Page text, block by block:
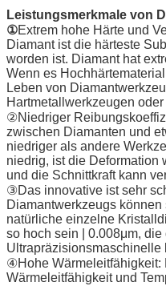
Leistungsmerkmale von
①Extrem hohe Härte und
Diamant ist die härteste
worden ist. Diamant hat
Wenn es
Leben von
Hartmetallwerkzeugen
②Niedriger
zwischen Diamanten und
niedriger als andere
niedrig, ist die Deformation
und die Schnittkraft kann
③Das innovative ist sehr
Diamantwerkzeugs
natürliche einzelne
so hoch sein | 0.008μm,
Ultrapräzisionsmaschinelle
④Hohe Wärmeleitfähigkeit:
Wärmeleitfähigkeit und